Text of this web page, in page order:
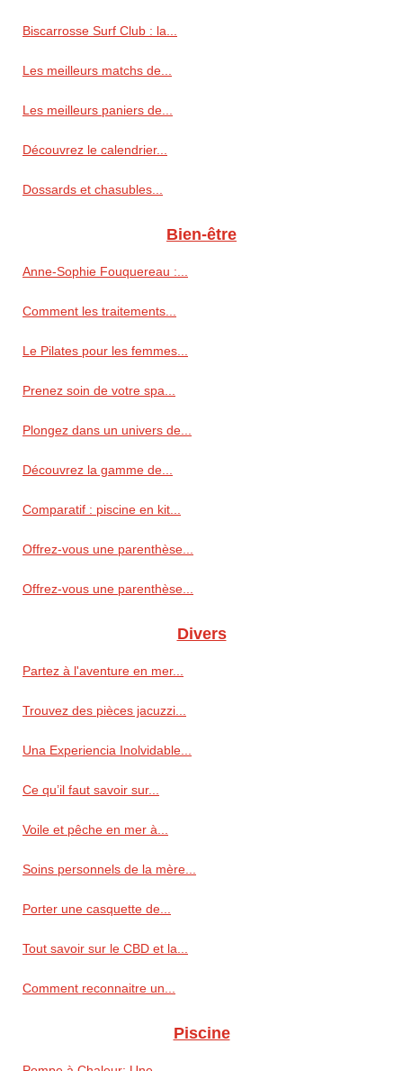
Biscarrosse Surf Club : la...
Les meilleurs matchs de...
Les meilleurs paniers de...
Découvrez le calendrier...
Dossards et chasubles...
Bien-être
Anne‑Sophie Fouquereau :...
Comment les traitements...
Le Pilates pour les femmes...
Prenez soin de votre spa...
Plongez dans un univers de...
Découvrez la gamme de...
Comparatif : piscine en kit...
Offrez-vous une parenthèse...
Offrez-vous une parenthèse...
Divers
Partez à l'aventure en mer...
Trouvez des pièces jacuzzi...
Una Experiencia Inolvidable...
Ce qu’il faut savoir sur...
Voile et pêche en mer à...
Soins personnels de la mère...
Porter une casquette de...
Tout savoir sur le CBD et la...
Comment reconnaitre un...
Piscine